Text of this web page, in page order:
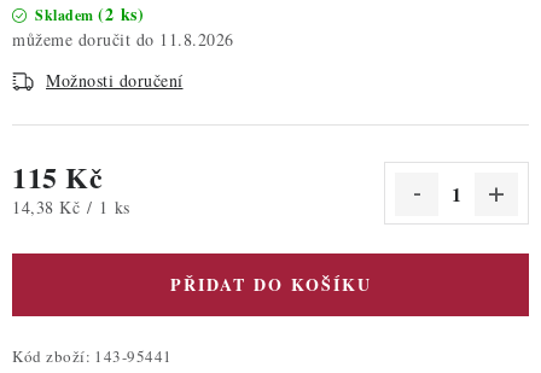
Skladem (2 ks)
11.8.2026
Možnosti doručení
115 Kč
Měrná cena:
14,38 Kč / 1 ks
PŘIDAT DO KOŠÍKU
Kód zboží: 143-95441